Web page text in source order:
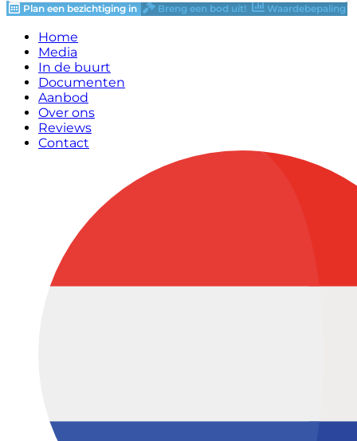
Plan een bezichtiging in
Breng een bod uit! Waardebepaling
Home
Media
In de buurt
Documenten
Aanbod
Over ons
Reviews
Contact